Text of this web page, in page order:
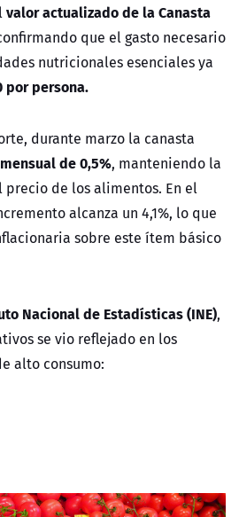
valor actualizado de la Canasta
que el gasto necesario
nutricionales esenciales ya
por persona.
durante marzo la canasta
de 0,5%, manteniendo la
de los alimentos. En el
alcanza un 4,1%, lo que
sobre este ítem básico
Nacional de Estadísticas (INE),
se vio reflejado en los
alto consumo: